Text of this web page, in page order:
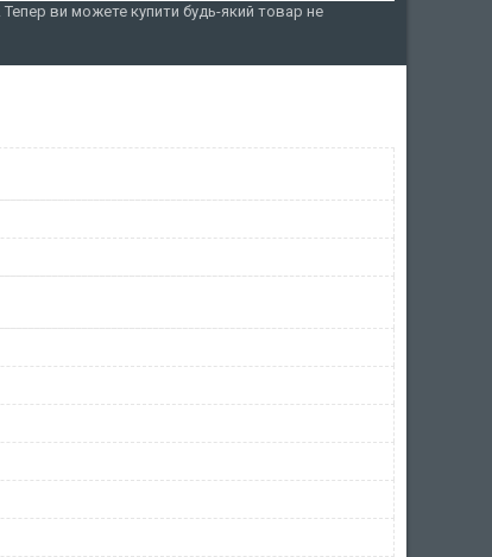
Тепер ви можете купити будь-який товар не